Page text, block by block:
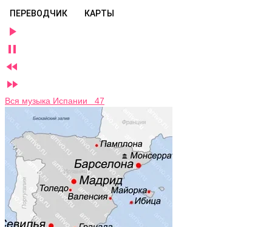
ПЕРЕВОДЧИК КАРТЫ




Вся музыка Испании 47